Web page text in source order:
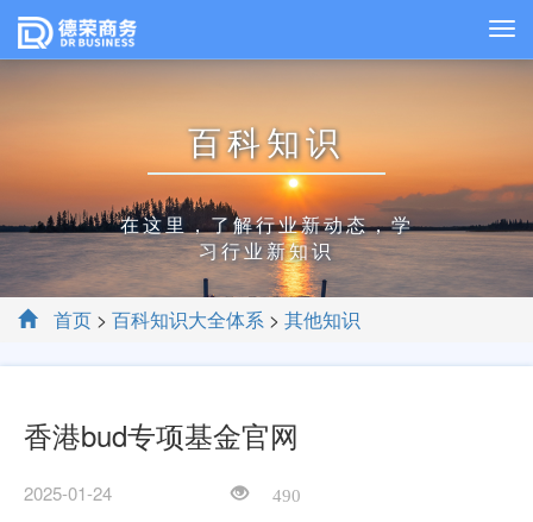
百科知识
在这里，了解行业新动态，学
习行业新知识
首页 > 百科知识大全体系 > 其他知识
香港bud专项基金官网
2025-01-24 490